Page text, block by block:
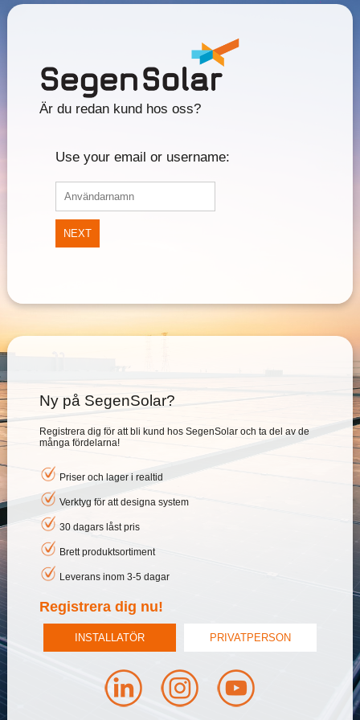
Är du redan kund hos oss?
Use your email or username:
NEXT
Ny på SegenSolar?
Registrera dig för att bli kund hos SegenSolar och ta del av de
många fördelarna!
Priser och lager i realtid
Verktyg för att designa system
30 dagars låst pris
Brett produktsortiment
Leverans inom 3-5 dagar
Registrera dig nu!
INSTALLATÖR PRIVATPERSON